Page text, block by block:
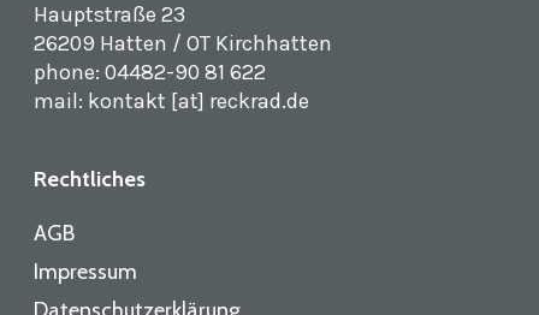
Hauptstraße 23
26209 Hatten / OT Kirchhatten
phone: 04482-90 81 622
mail: kontakt [at] reckrad.de
Rechtliches
AGB
Impressum